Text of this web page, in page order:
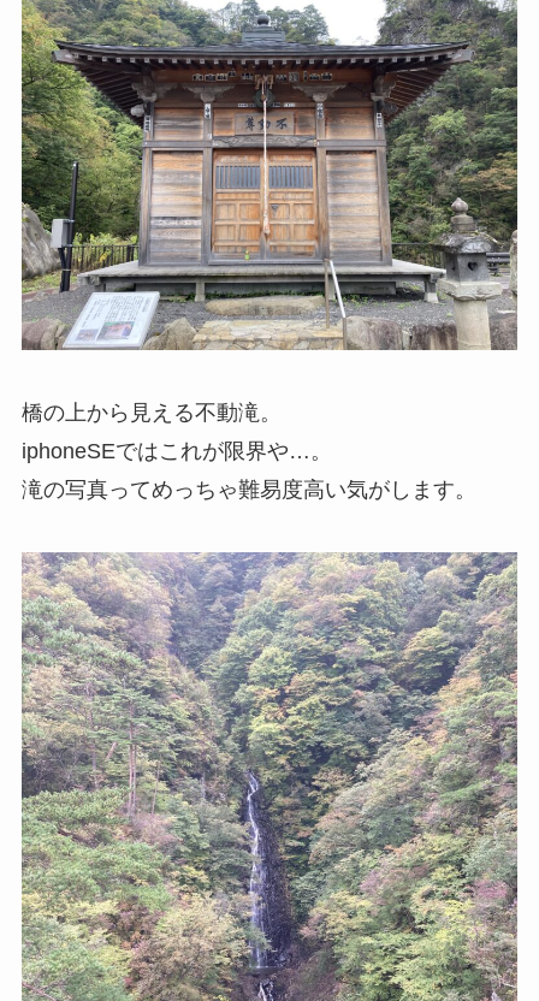
橋の上から見える不動滝。
iphoneSEではこれが限界や…。
滝の写真ってめっちゃ難易度高い気がします。